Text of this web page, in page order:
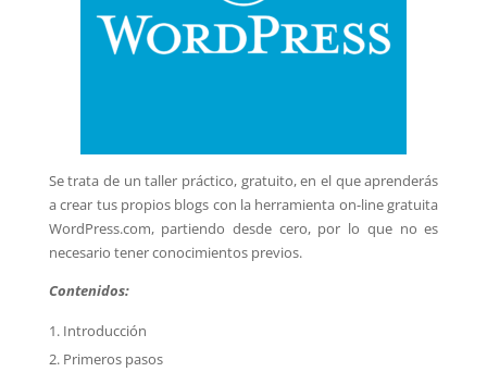
Se trata de un taller práctico, gratuito, en el que aprenderás
a crear tus propios blogs con la herramienta on-line gratuita
WordPress.com, partiendo desde cero, por lo que no es
necesario tener conocimientos previos.
Contenidos:
Introducción
Primeros pasos